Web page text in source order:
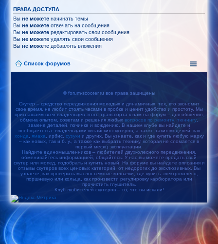
ПРАВА ДОСТУПА
Выне можете начинать темы
Выне можете отвечать на сообщения
Выне можете редактировать свои сообщения
Выне можете удалять свои сообщения
Выне можете добавлять вложения
Список форумов
© forum-scooter.ru все права защищены
Скутер – средство передвижения молодых и динамичных, тех, кто экономит
свое время, не любит стоять часами в пробке и ценит удобство и простоту. Мы
приглашаем всех владельцев этого транспорта к нам на форум – для общения,
обмена опытом, советам и решения любых вопросов по ремонту тюнингу
замене деталей, починке и вождению. В нашем клубе вы найдете и
пообщаетесь с владельцами китайских скутеров, а также таких моделей, как
хонда
ямаха , ирбис, сузуки и других. Вы узнаете, как и где купить любую марку
– как новых, так и б. у., а также как выбрать технику, которая не сломается в
первый месяц эксплуатации.
Найдите единомышленников – любителей двухколесного передвижения,
обменивайтесь информацией, общайтесь. У нас вы можете продать свой
скутер или мопед, подобрать и купить новый. На форуме вы найдете описания и
отзывы скутеров всех ценовых категорий, от недорогих до эксклюзивных. Вы
узнаете, как проверить маслосъемные колпачки, где купить электроколесо,
поршневую или кольца, как произвести регулировку карбюратора или
прочистить глушитель.
Клуб любителей скутеров – то, что вы искали!